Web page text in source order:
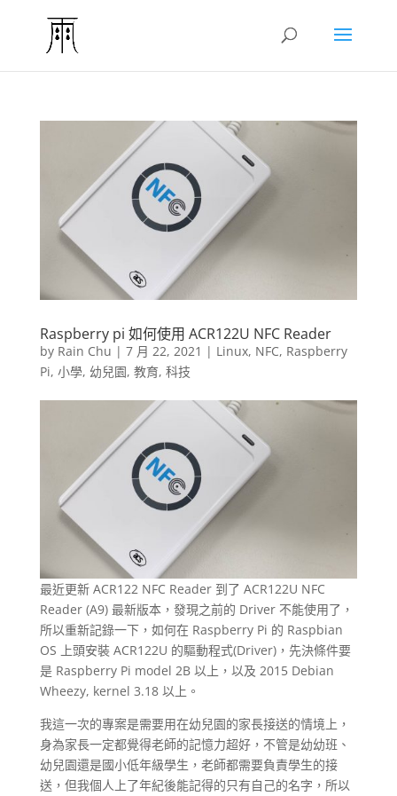
Raspberry pi 如何使用 ACR122U NFC Reader
by Rain Chu | 7 月 22, 2021 | Linux, NFC, Raspberry
Pi, 小學, 幼兒園, 教育, 科技
最近更新 ACR122 NFC Reader 到了 ACR122U NFC
Reader (A9) 最新版本，發現之前的 Driver 不能使用了，
所以重新記錄一下，如何在 Raspberry Pi 的 Raspbian
OS 上頭安裝 ACR122U 的驅動程式(Driver)，先決條件要
是 Raspberry Pi model 2B 以上，以及 2015 Debian
Wheezy, kernel 3.18 以上。
我這一次的專案是需要用在幼兒園的家長接送的情境上，
身為家長一定都覺得老師的記憶力超好，不管是幼幼班、
幼兒園還是國小低年級學生，老師都需要負責學生的接
送，但我個人上了年紀後能記得的只有自己的名字，所以